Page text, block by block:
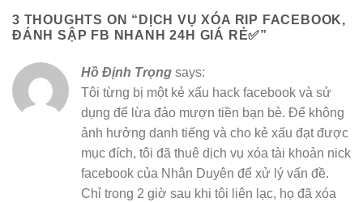
3 THOUGHTS ON “ DỊCH VỤ XÓA RIP FACEBOOK,
ĐÁNH SẬP FB NHANH 24H GIÁ RẺ✅”
Hồ Định Trọng says:
Tôi từng bị một kẻ xấu hack facebook và sử
dụng để lừa đảo mượn tiền bạn bè. Để không
ảnh hưởng danh tiếng và cho kẻ xấu đạt được
mục đích, tôi đã thuê dịch vụ xóa tài khoản nick
facebook của Nhân Duyên để xử lý vấn đề.
Chỉ trong 2 giờ sau khi tôi liên lạc, họ đã xóa